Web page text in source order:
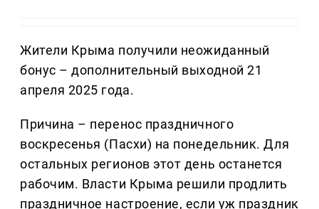
Жители Крыма получили неожиданный
бонус – дополнительный выходной 21
апреля 2025 года.
Причина – перенос праздничного
воскресенья (Пасхи) на понедельник. Для
остальных регионов этот день останется
рабочим. Власти Крыма решили продлить
праздничное настроение, если уж праздник